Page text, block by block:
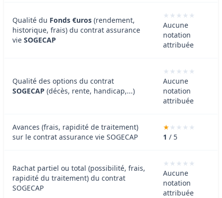
Qualité du Fonds €uros (rendement,
historique, frais) du contrat assurance
vie SOGECAP
Aucune
notation
attribuée
Qualité des options du contrat
SOGECAP (décès, rente, handicap,...)
Aucune
notation
attribuée
Avances (frais, rapidité de traitement)
sur le contrat assurance vie SOGECAP
1 / 5
Rachat partiel ou total (possibilité, frais,
rapidité du traitement) du contrat
SOGECAP
Aucune
notation
attribuée